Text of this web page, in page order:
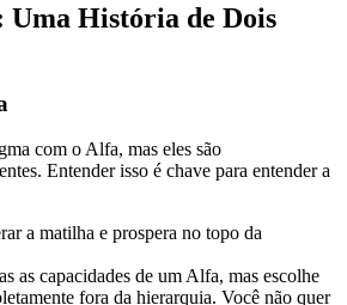
Uma História de Dois
com o Alfa, mas eles são
Entender isso é chave para entender a
a matilha e prospera no topo da
as capacidades de um Alfa, mas escolhe
fora da hierarquia. Você não quer